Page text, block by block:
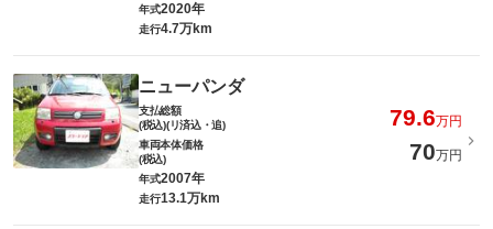
年式2020年
走行4.7万km
ニューパンダ
支払総額
(税込)(リ済込・追)
79.6万円
車両本体価格
(税込)
70万円
年式2007年
走行13.1万km